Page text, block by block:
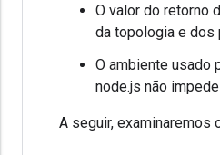
O valor do retorno
da topologia e dos
O ambiente usado
node.js não
A seguir,